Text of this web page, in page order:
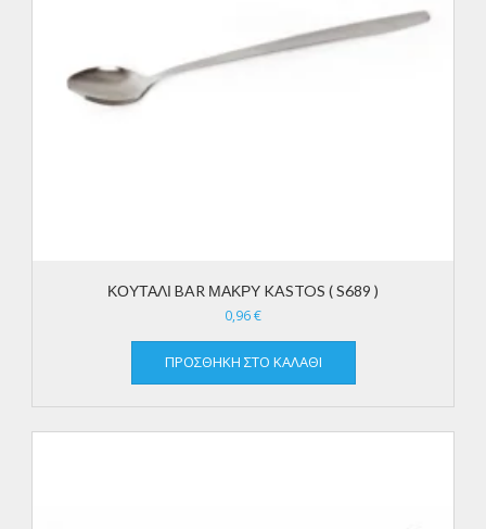
ΚΟΥΤΑΛΙ BAR ΜΑΚΡΥ KASTOS ( S689 )
0,96€
ΠΡΟΣΘΉΚΗ ΣΤΟ ΚΑΛΆΘΙ